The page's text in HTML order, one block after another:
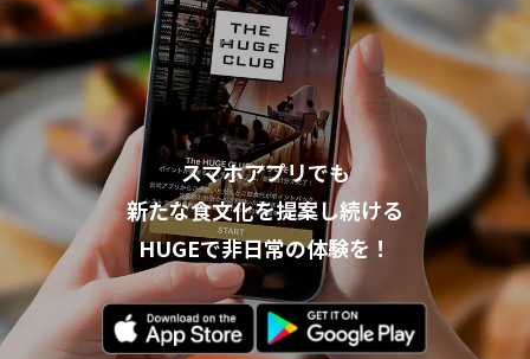
スマホアプリでも
新たな食文化を提案し続ける
HUGEで非日常の体験を！